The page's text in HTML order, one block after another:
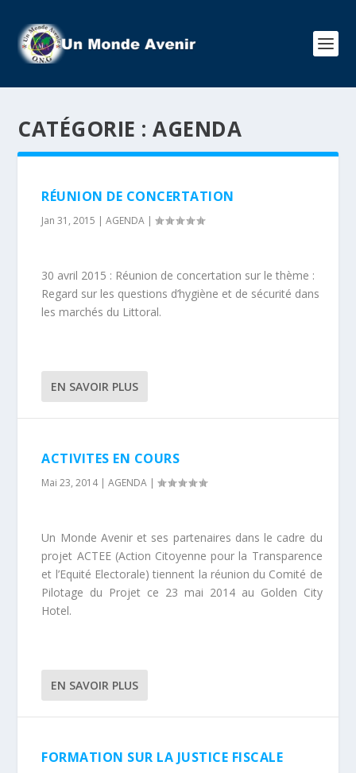
CATÉGORIE :AGENDA
RÉUNION DE CONCERTATION
Jan 31, 2015 |AGENDA |
30 avril 2015 : Réunion de concertation sur le thème :
Regard sur les questions d’hygiène et de sécurité dans
les marchés du Littoral.
EN SAVOIR PLUS
ACTIVITES EN COURS
Mai 23, 2014|AGENDA |
Un Monde Avenir et ses partenaires dans le cadre du
projet ACTEE (Action Citoyenne pour la Transparence
et l’Equité Electorale) tiennent la réunion du Comité de
Pilotage du Projet ce 23 mai 2014 au Golden City
Hotel.
EN SAVOIR PLUS
FORMATION SUR LA JUSTICE FISCALE